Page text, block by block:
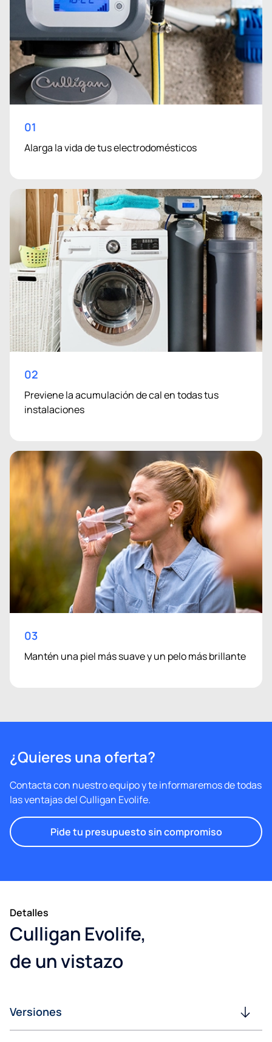
01
Alarga la vida de tus electrodomésticos
02
Previene la acumulación de cal en todas tus
instalaciones
03
Mantén una piel más suave y un pelo más brillante
¿Quieres una oferta?
Contacta con nuestro equipo y te informaremos de todas
las ventajas del Culligan Evolife.
Pide tu presupuesto sin compromiso
Detalles
Culligan Evolife,
de un vistazo
Versiones